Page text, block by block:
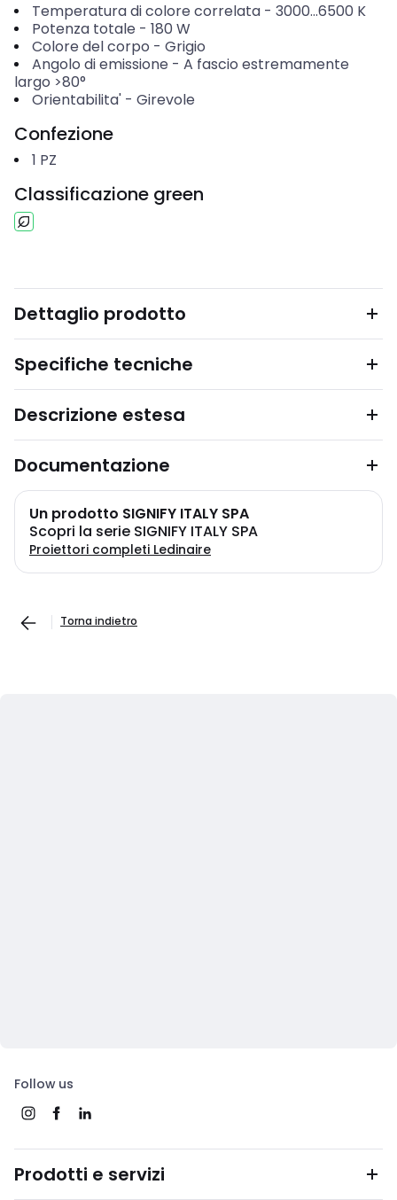
Temperatura di colore correlata- 3000...6500 K
Potenza totale - 180 W
Colore del corpo - Grigio
Angolo di emissione - A fascio estremamente
largo >80°
Orientabilita'- Girevole
Confezione
1 PZ
Classificazione green
Dettaglio prodotto
Specifiche tecniche
Descrizione estesa
Documentazione
Un prodotto SIGNIFY ITALY SPA
Scopri la serie SIGNIFY ITALY SPA
Proiettori completi Ledinaire
Torna indietro
Follow us
Prodotti e servizi